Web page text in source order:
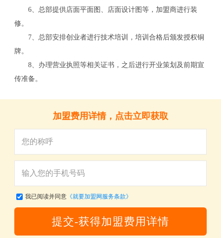
6、总部提供店面平面图、店面设计图等，加盟商进行装
修。
7、总部安排创业者进行技术培训，培训合格后颁发授权铜
牌。
8、办理营业执照等相关证书，之后进行开业策划及前期宣
传准备。
加盟费用详情，点击立即获取
我已阅读并同意《就要加盟网服务条款》
提交-获得加盟费用详情